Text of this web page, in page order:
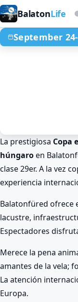
BalatonLife
September
Verano en el Balaton
Balatonföldvár
Copa
húngaro en
Sep 24. 00:00 – Sep
La prestigiosa Copa
húngaroen
clase 29er. A la vez
experiencia
Balatonfüred ofrece
lacustre,
Espectadores
Merece la pena
amantes de la vela;
La atención
Europa.